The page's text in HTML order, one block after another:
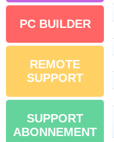
PC BUILDER
REMOTE
SUPPORT
SUPPORT
ABONNEMENT